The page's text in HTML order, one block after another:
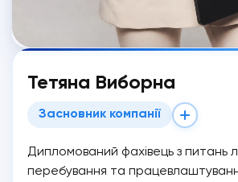
Тетяна Виборна
Засновник компанії
Дипломований фахівець з питань
перебування та